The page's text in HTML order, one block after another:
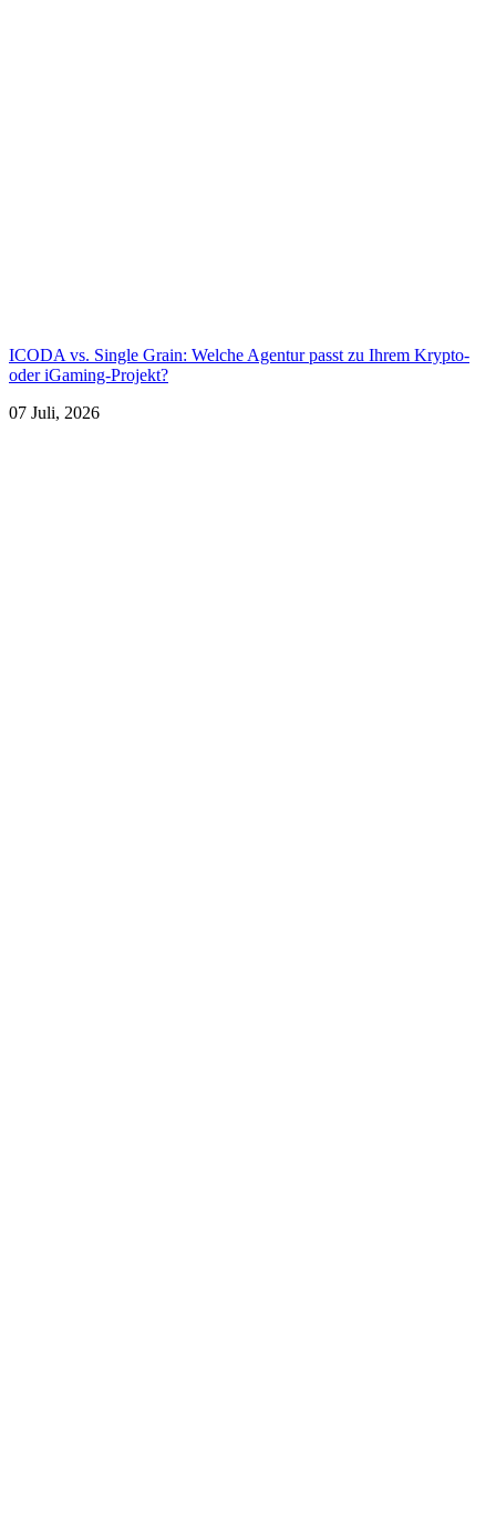
ICODA vs. Single Grain: Welche Agentur passt zu Ihrem Krypto-
oder iGaming-Projekt?
07 Juli, 2026